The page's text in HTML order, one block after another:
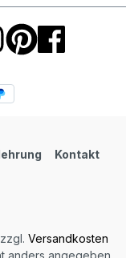
Kontakt
Versandkosten